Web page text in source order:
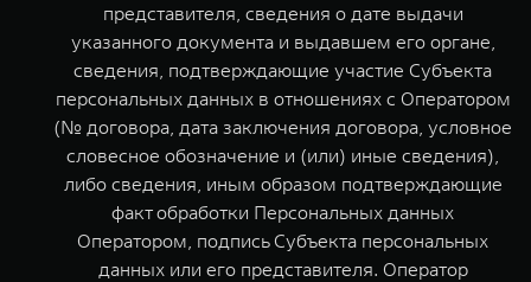
представителя, сведения о дате выдачи
указанного документа и выдавшем его органе,
сведения, подтверждающие участие Субъекта
персональных данных в отношениях с Оператором
(№ договора, дата заключения договора, условное
словесное обозначение и (или) иные сведения),
либо сведения, иным образом подтверждающие
факт обработки Персональных данных
Оператором, подпись Субъекта персональных
данных или его представителя. Оператор